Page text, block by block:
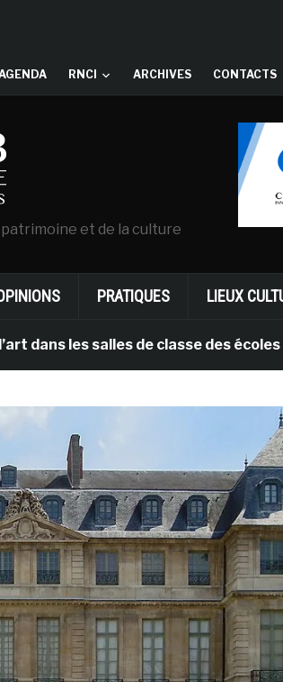
RNCI ARCHIVES CONTACTS
et de la culture
PRATIQUES LIEUX
salles de classe des écoles